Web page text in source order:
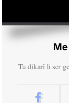
Tu dikarî li ser